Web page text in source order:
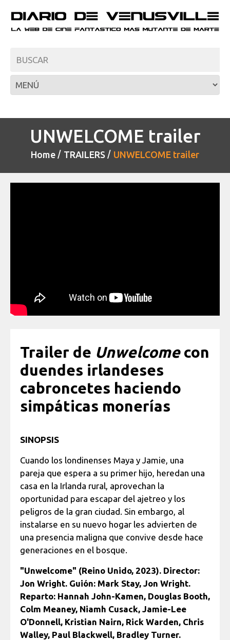
UNWELCOME trailer
Home TRAILERS UNWELCOME trailer
Trailer de Unwelcomecon
duendes irlandeses
cabroncetes haciendo
simpáticas monerías
SINOPSIS
Cuando los londinenses Maya y Jamie, una
pareja que espera a su primer hijo, heredan una
casa en la Irlanda rural, aprovechan la
oportunidad para escapar del ajetreo y los
peligros de la gran ciudad. Sin embargo, al
instalarse en su nuevo hogar les advierten de
una presencia maligna que convive desde hace
generaciones en el bosque.
"Unwelcome" (Reino Unido, 2023). Director:
Jon Wright. Guión: Mark Stay, Jon Wright.
Reparto: Hannah John-Kamen, Douglas Booth,
Colm Meaney, Niamh Cusack, Jamie-Lee
O'Donnell, Kristian Nairn, Rick Warden, Chris
Walley, Paul Blackwell, Bradley Turner.